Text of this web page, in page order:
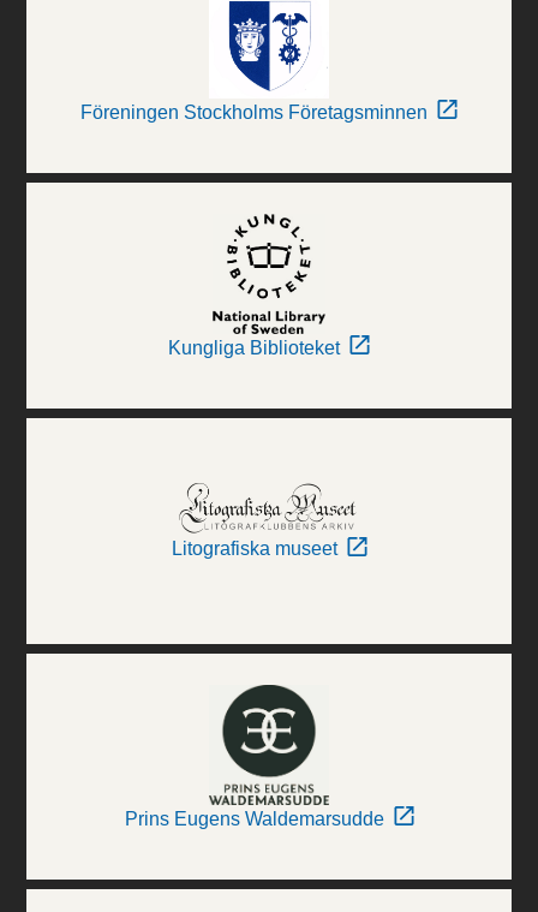
Föreningen Stockholms Företagsminnen
Kungliga Biblioteket
Litografiska museet
Prins Eugens Waldemarsudde